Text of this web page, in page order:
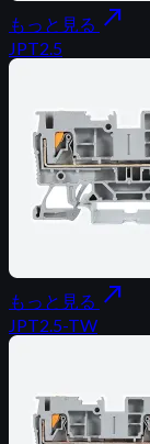
もっと見る north_east
JPT2.5
もっと見る north_east
JPT2.5-TW